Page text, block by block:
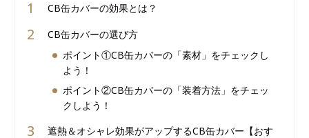
CB缶カバーの効果とは？
CB缶カバーの選び方
ポイント①CB缶カバーの「素材」をチェックし
よう！
ポイント②CB缶カバーの「装着方法」をチェッ
クしよう！
遮熱＆オシャレ効果がアップするCB缶カバー【おす